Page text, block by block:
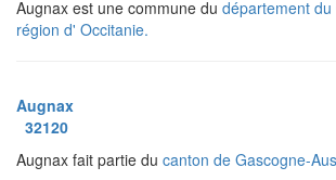
Augnax est une commune du département du
région d' Occitanie.
Augnax
32120
Augnax fait partie du canton de Gascogne-